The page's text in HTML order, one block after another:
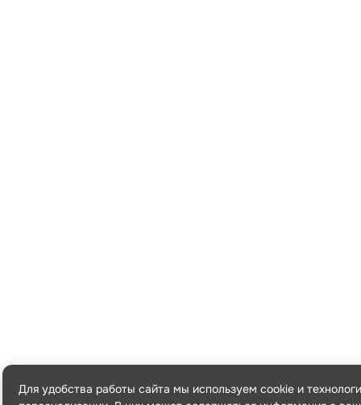
Для удобства работы сайта мы используем cookie и